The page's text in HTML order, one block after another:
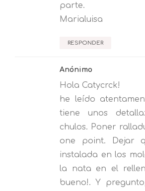
parte.
Marialuisa
RESPONDER
Anónimo
Hola Catycrck!
he leído
tiene unos
chulos. Poner
one point. Dejar
instalada en los
la nata en el
bueno!. Y